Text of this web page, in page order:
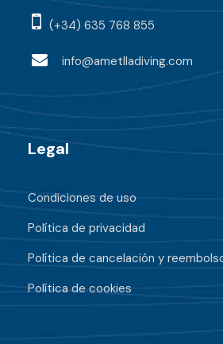
(+34) 635 768 855
info@ametlladiving.com
Legal
Condiciones de uso
Política de privacidad
Política de cancelación y
Política de cookies